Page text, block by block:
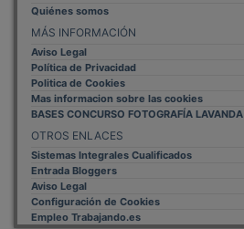
Quiénes somos
MÁS INFORMACIÓN
Aviso Legal
Política de Privacidad
Politica de Cookies
Mas informacion sobre las cookies
BASES CONCURSO FOTOGRAFÍA LAVANDA
OTROS ENLACES
Sistemas Integrales Cualificados
Entrada Bloggers
Aviso Legal
Configuración de Cookies
Empleo Trabajando.es